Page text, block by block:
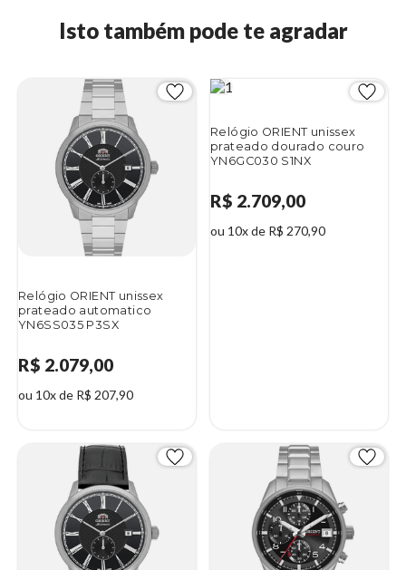
Isto também pode te agradar
Relógio ORIENT unissex
prateado automatico
YN6SS035 P3SX
R$ 2.079,00
ou 10x de R$ 207,90
Relógio ORIENT unissex
prateado dourado couro
YN6GC030 S1NX
R$ 2.709,00
ou 10x de R$ 270,90